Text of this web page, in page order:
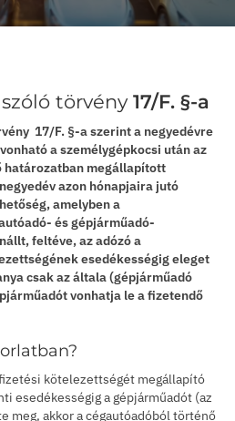
törvény 17/F. §-a
17/F. §-a szerint a negyedévre
a személygépkocsi után az
határozatban megállapított
azon hónapjaira jutó
amelyben a
és gépjárműadó-
feltéve, az adózó a
esedékességig eleget
csak az általa (gépjárműadó
vonhatja le a fizetendő
kötelezettségét megállapító
esedékességig a gépjárműadót (az
meg, akkor a cégautóadóból történő